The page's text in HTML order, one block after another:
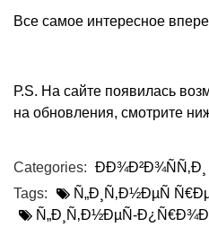
Все самое интересное
Р.S. На сайте появилась
на обновления, смотрите
Categories: ÐÐ¾Ð²Ð¾ÑÑ‚Ð¸
Tags:
Ñ„Ð¸Ñ‚Ð½ÐµÑ
Ñ„Ð¸Ñ‚Ð½ÐµÑ-